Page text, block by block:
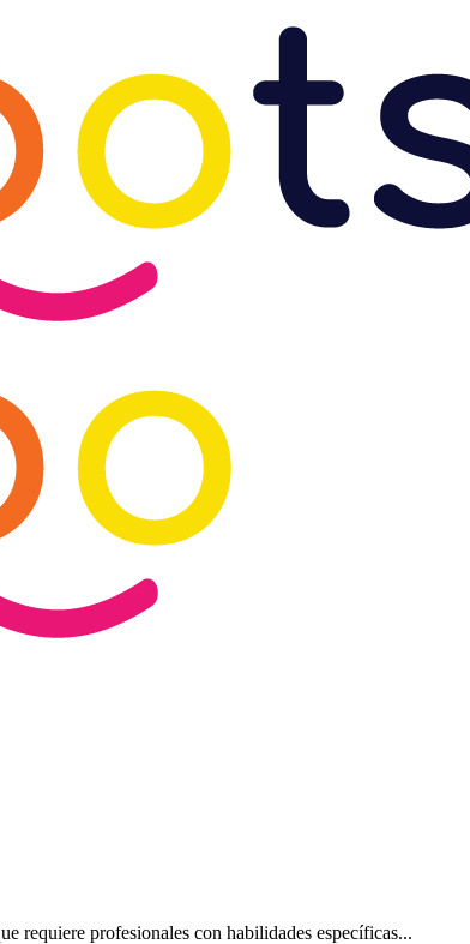
requiere profesionales con habilidades específicas...